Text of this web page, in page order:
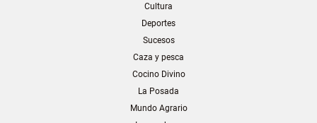
Cultura
Deportes
Sucesos
Caza y pesca
Cocino Divino
La Posada
Mundo Agrario